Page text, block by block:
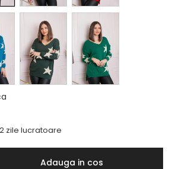
zile lucratoare
Adauga in cos